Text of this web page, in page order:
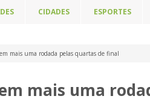
CIDADES ESPORTES
mais uma rodada pelas quartas de final
mais uma